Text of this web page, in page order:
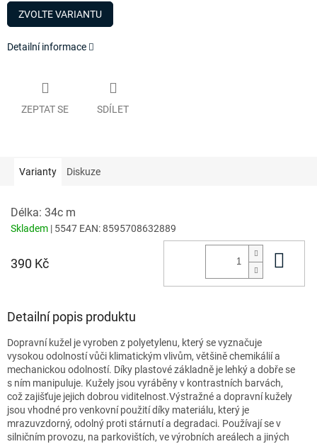
cena:
ZVOLTE VARIANTU
Detailní informace
ZEPTAT SE SDÍLET
Varianty Diskuze
Délka: 34c m
Skladem | 5547 EAN:8595708632889
390 Kč
Detailní popis produktu
Dopravní kužel je vyroben z polyetylenu, který se vyznačuje
vysokou odolností vůči klimatickým vlivům, většině chemikálií a
mechanickou odolností. Díky plastové základně je lehký a dobře se
s ním manipuluje. Kužely jsou vyráběny v kontrastních barvách,
což zajišťuje jejich dobrou viditelnost.Výstražné a dopravní kužely
jsou vhodné pro venkovní použití díky materiálu, který je
mrazuvzdorný, odolný proti stárnutí a degradaci. Používají se v
silničním provozu, na parkovištích, ve výrobních areálech a jiných